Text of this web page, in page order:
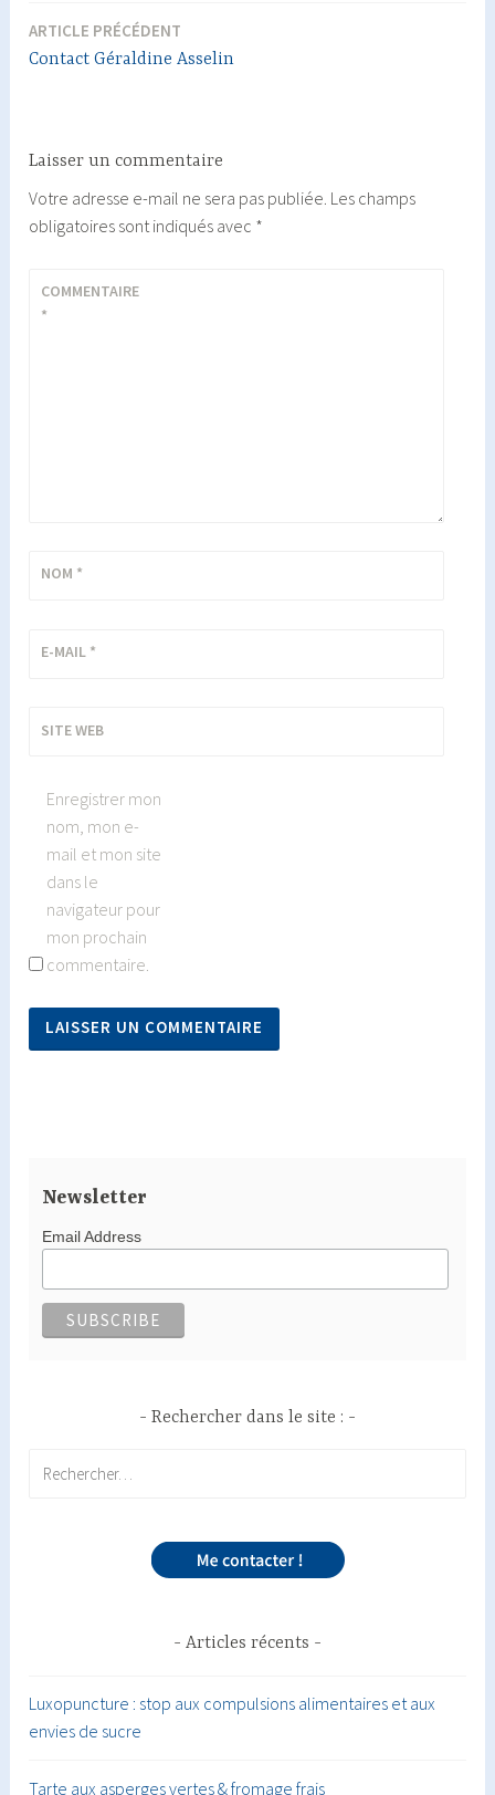
Navigation
ARTICLE PRÉCÉDENT
Contact Géraldine Asselin
Laisser un commentaire
Votre adresse e-mail ne sera pas publiée. Les champs
obligatoires sont indiqués avec *
COMMENTAIRE
*
NOM *
E-MAIL *
SITE WEB
Enregistrer mon
nom, mon e-
mail et mon site
dans le
navigateur pour
mon prochain
commentaire.
Newsletter
Email Address
Rechercher dans le site :
Articles récents
Luxopuncture : stop aux compulsions alimentaires et aux
envies de sucre
Tarte aux asperges vertes & fromage frais